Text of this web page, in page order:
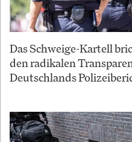
Das Schweige-Kartell
den radikalen
Deutschlands